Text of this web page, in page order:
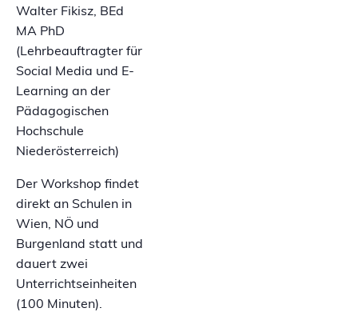
Walter Fikisz, BEd
MA PhD
(Lehrbeauftragter für
Social Media und E-
Learning an der
Pädagogischen
Hochschule
Niederösterreich)
Der Workshop findet
direkt an Schulen in
Wien, NÖ und
Burgenland statt und
dauert zwei
Unterrichtseinheiten
(100 Minuten).